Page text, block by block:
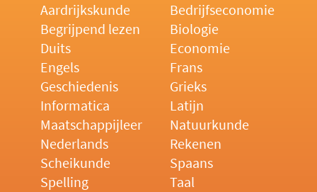
Aardrijkskunde
Bedrijfseconomie
Begrijpend lezen
Biologie
Duits
Economie
Engels
Frans
Geschiedenis
Grieks
Informatica
Latijn
Maatschappijleer
Natuurkunde
Nederlands
Rekenen
Scheikunde
Spaans
Spelling
Taal